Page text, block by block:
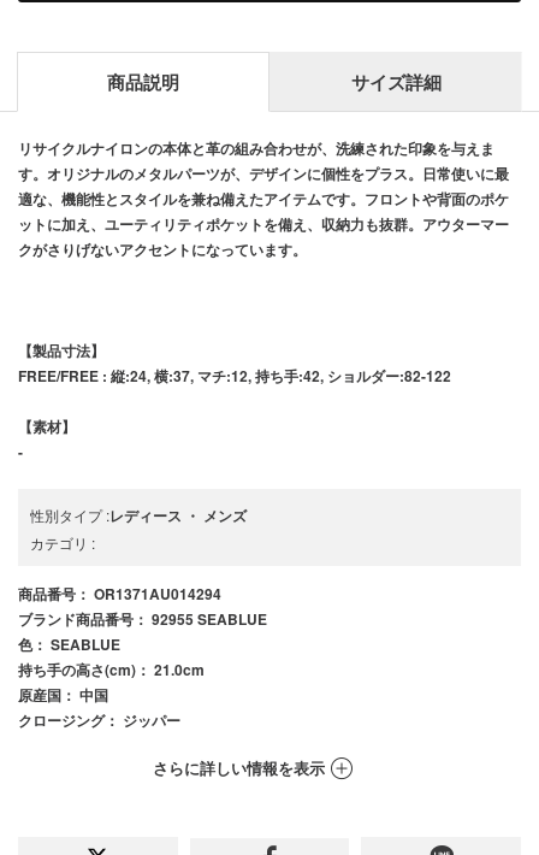
商品説明 サイズ詳細
リサイクルナイロンの本体と革の組み合わせが、洗練された印象を与えま
す。オリジナルのメタルパーツが、デザインに個性をプラス。日常使いに最
適な、機能性とスタイルを兼ね備えたアイテムです。フロントや背面のポケ
ットに加え、ユーティリティポケットを備え、収納力も抜群。アウターマー
クがさりげないアクセントになっています。
【製品寸法】
FREE/FREE : 縦:24, 横:37, マチ:12, 持ち手:42, ショルダー:82-122
【素材】
-
性別タイプ:レディース ・ メンズ
カテゴリ :
商品番号 ： OR1371AU014294
ブランド商品番号 ： 92955 SEABLUE
色： SEABLUE
持ち手の高さ(cm) ： 21.0cm
原産国 ： 中国
クロージング： ジッパー
さらに詳しい情報を表示